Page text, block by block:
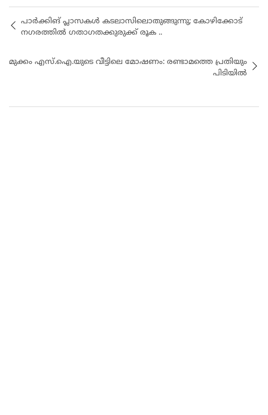
പാർക്കിങ് പ്ലാസകൾ കടലാസിലൊതുങ്ങുന്നു; കോഴിക്കോട്
നഗരത്തിൽ ഗതാഗതക്കുരുക്ക് രൂക ..
മുക്കം എസ്.ഐ.യുടെ വീട്ടിലെ മോഷണം: രണ്ടാമത്തെ പ്രതിയും
പിടിയിൽ